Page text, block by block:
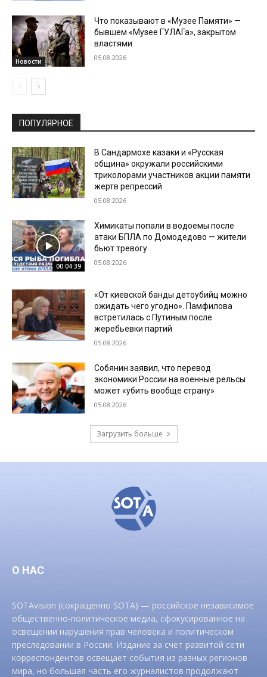
Новости
Что показывают в «Музее Памяти» —
бывшем «Музее ГУЛАГа», закрытом
властями
05.08.2026
ПОПУЛЯРНОЕ
В Сандармохе казаки и «Русская
община» окружали российскими
триколорами участников акции памяти
жертв репрессий
05.08.2026
00:04:39
Химикаты попали в водоемы после
атаки БПЛА по Домодедово — жители
бьют тревогу
05.08.2026
«От киевской банды детоубийц можно
ожидать чего угодно». Памфилова
встретилась с Путиным после
жеребьевки партий
05.08.2026
Собянин заявил, что перевод
экономики России на военные рельсы
может «убить вообще страну»
05.08.2026
Загрузить больше
О НАС
SOTAvision (сокращенно SOTA) — российское независимое
общественно-политическое медиа, сфокусированное на
освещении нарушения прав человека и политическом
преследовании в России. Издание за счет развитой сети
корреспондентов освещает события из разных регионов
мира, но большая часть его журналистов продолжают